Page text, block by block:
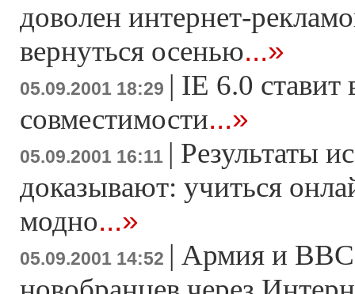
доволен интернет-
вернуться осенью...»
05.09.2001 18:29 | IE 6.0 ставит
совместимости...»
05.09.2001 16:11 | Результаты
доказывают: учиться
модно...»
05.09.2001 14:52 | Армия и